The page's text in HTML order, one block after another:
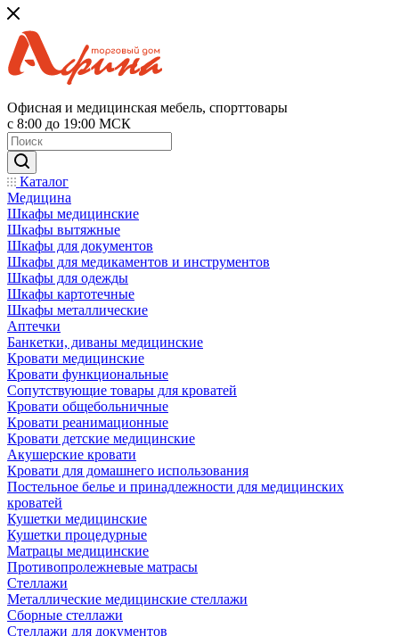
Офисная и медицинская мебель, спорттовары
с 8:00 до 19:00 МСК
Каталог
Медицина
Шкафы медицинские
Шкафы вытяжные
Шкафы для документов
Шкафы для медикаментов и инструментов
Шкафы для одежды
Шкафы картотечные
Шкафы металлические
Аптечки
Банкетки, диваны медицинские
Кровати медицинские
Кровати функциональные
Сопутствующие товары для кроватей
Кровати общебольничные
Кровати реанимационные
Кровати детские медицинские
Акушерские кровати
Кровати для домашнего использования
Постельное белье и принадлежности для медицинских
кроватей
Кушетки медицинские
Кушетки процедурные
Матрацы медицинские
Противопролежневые матрасы
Стеллажи
Металлические медицинские стеллажи
Сборные стеллажи
Стеллажи для документов